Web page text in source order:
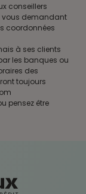
conseillers
vous demandant
coordonnées
à ses clients
les banques ou
des
toujours
pensez être